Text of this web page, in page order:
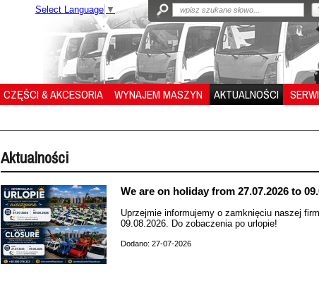
Select Language ▼
CZĘŚCI & AKCESORIA WYNAJEM MASZYN AKTUALNOŚCI
Aktualności
We are on holiday from 27.07.2026 to
Uprzejmie informujemy o zamknięciu naszej
09.08.2026. Do zobaczenia po urlopie!
Dodano: 27-07-2026